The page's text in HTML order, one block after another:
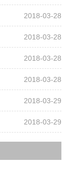
2018-03-28
2018-03-28
2018-03-28
2018-03-28
2018-03-29
2018-03-29